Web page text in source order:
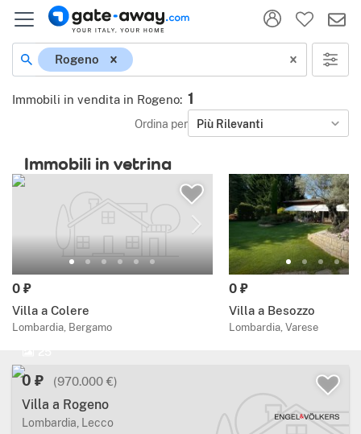
Rogeno
Immobili in vendita in Rogeno: 1
Ordina per Più Rilevanti
Immobili in vetrina
0 ₽
Villa a Colere
Lombardia, Bergamo
0 ₽
Villa a Besozzo
Lombardia, Varese
0 ₽ (970.000 €)
Villa a Rogeno
Lombardia, Lecco